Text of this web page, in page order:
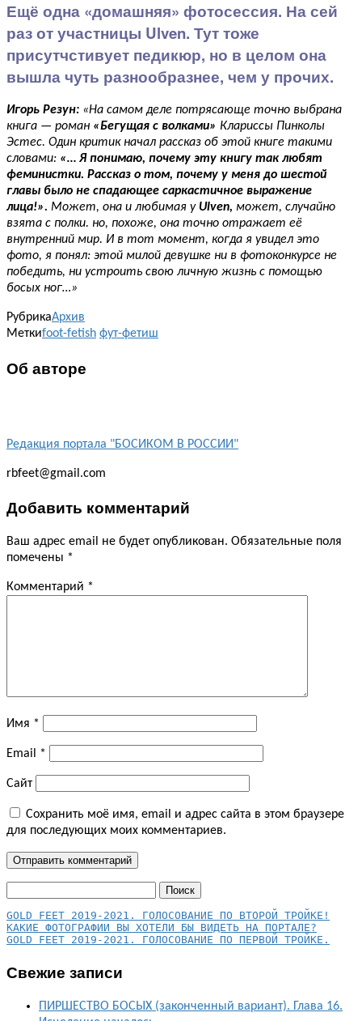
Ещё одна «домашняя» фотосессия. На сей
раз от участницы Ulven. Тут тоже
присутчстивует педикюр, но в целом она
вышла чуть разнообразнее, чем у прочих.
Игорь Резун: «На самом деле потрясающе точно выбрана
книга — роман «Бегущая с волками» Клариссы Пинколы
Эстес. Один критик начал рассказ об этой книге такими
словами: «… Я понимаю, почему эту книгу так любят
феминистки. Рассказ о том, почему у меня до шестой
главы было не спадающее саркастичное выражение
лица!». Может, она и любимая уUlven, может, случайно
взята с полки. но, похоже, она точно отражает её
внутренний мир. И в тот момент, когда я увидел это
фото, я понял: этой милой девушке ни в фотоконкурсе не
победить, ни устроить свою личную жизнь с помощью
босых ног…»
РубрикаАрхив
Меткиfoot-fetish фут-фетиш
Об авторе
Редакция портала "БОСИКОМ В РОССИИ"
rbfeet@gmail.com
Добавить комментарий
Ваш адрес email не будет опубликован. Обязательные поля
помечены *
Комментарий *
Имя *
Email *
Сайт
Сохранить моё имя, email и адрес сайта в этом браузере
для последующих моих комментариев.
КАКИЕ ФОТОГРАФИИ ВЫ ХОТЕЛИ БЫ ВИДЕТЬ НА ПОРТАЛЕ?
GOLD FEET 2019-2021. ГОЛОСОВАНИЕ ПО ПЕРВОЙ ТРОЙКЕ.
Свежие записи
ПИРШЕСТВО БОСЫХ (законченный вариант). Глава 16.